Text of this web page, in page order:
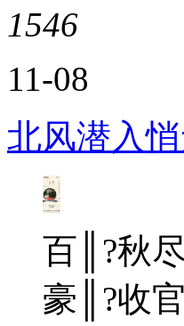
1546
11-08
北风潜入
百║?秋
豪║?收